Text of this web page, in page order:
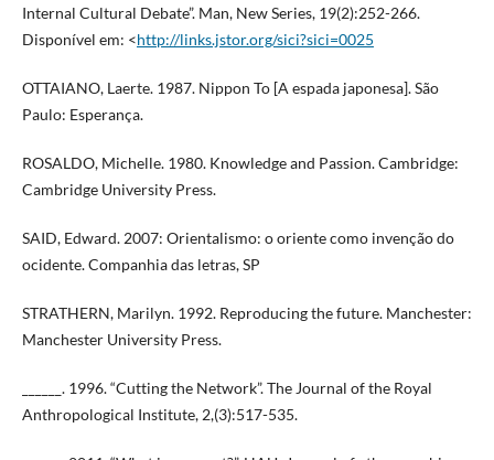
Internal Cultural Debate”. Man, New Series, 19(2):252-266.
Disponível em: <http://links.jstor.org/sici?sici=0025
OTTAIANO, Laerte. 1987. Nippon To [A espada japonesa]. São
Paulo: Esperança.
ROSALDO, Michelle. 1980. Knowledge and Passion. Cambridge:
Cambridge University Press.
SAID, Edward. 2007: Orientalismo: o oriente como invenção do
ocidente. Companhia das letras, SP
STRATHERN, Marilyn. 1992. Reproducing the future. Manchester:
Manchester University Press.
______. 1996. “Cutting the Network”. The Journal of the Royal
Anthropological Institute, 2,(3):517-535.